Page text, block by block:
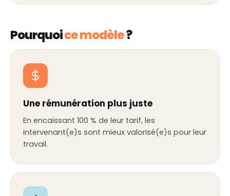
Pourquoice modèle?
Une rémunération plus juste
En encaissant 100 % de leur tarif, les
intervenant(e)s sont mieux valorisé(e)s pour leur
travail.